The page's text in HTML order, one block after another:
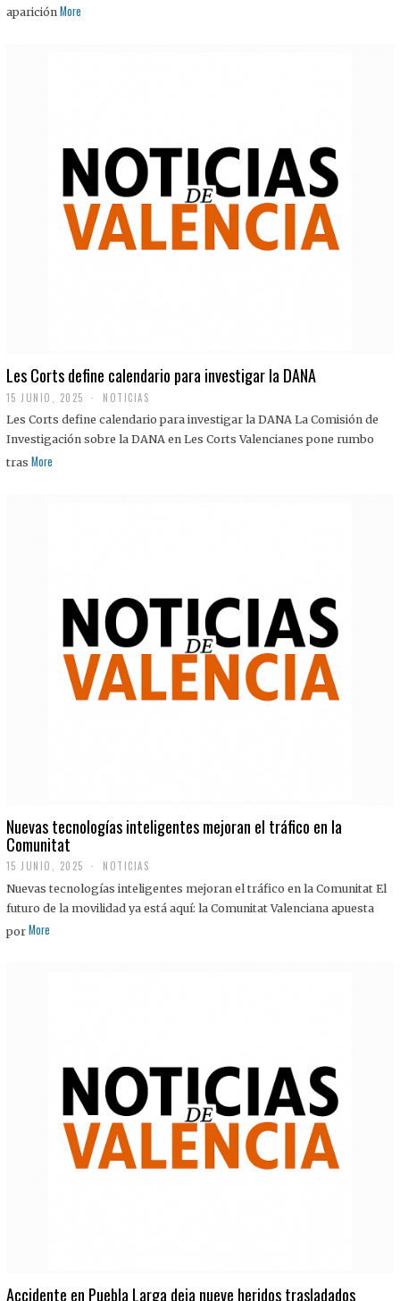
aparición More
Les Corts define calendario para investigar la DANA
15 JUNIO, 2025 NOTICIAS
Les Corts define calendario para investigar la DANA La Comisión de
Investigación sobre la DANA en Les Corts Valencianes pone rumbo
tras More
Nuevas tecnologías inteligentes mejoran el tráfico en la
Comunitat
15 JUNIO, 2025 NOTICIAS
Nuevas tecnologías inteligentes mejoran el tráfico en la Comunitat El
futuro de la movilidad ya está aquí: la Comunitat Valenciana apuesta
por More
Accidente en Puebla Larga deja nueve heridos trasladados